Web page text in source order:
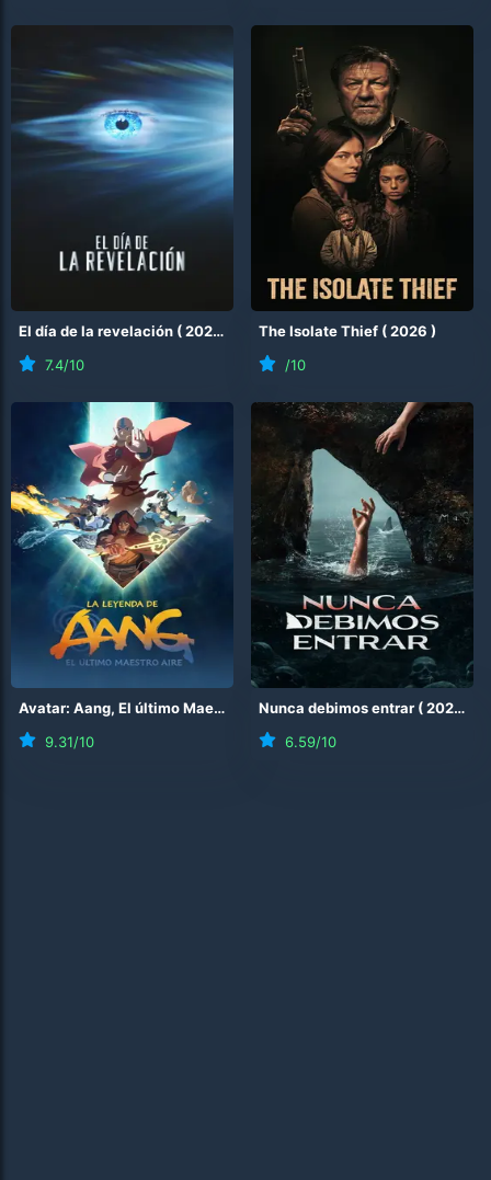
El día de la revelación (2026 )
7.4/10
The Isolate Thief (2026 )
/10
Avatar: Aang, El último Maestro Aire (2026)
9.31/10
Nunca debimos entrar (2026 )
6.59/10